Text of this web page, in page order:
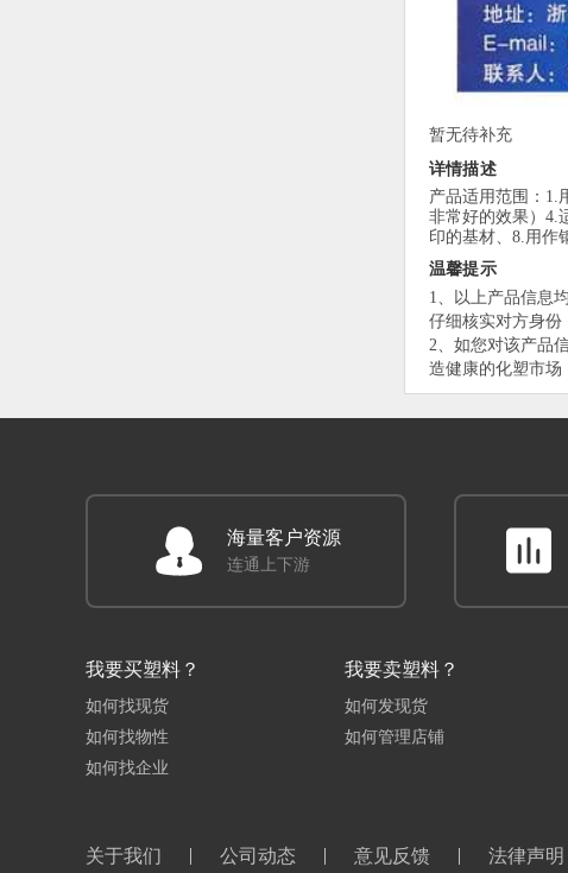
暂无待补充
详情描述
产品适用范围：1.
非常好的效果）4.
印的基材、8.用作
温馨提示
1、以上产品信息
仔细核实对方身份
2、如您对该产品
造健康的化塑市场
海量客户资源
连通上下游
我要买塑料？
如何找现货
如何找物性
如何找企业
我要卖塑料？
如何发现货
如何管理店铺
关于我们 公司动态 意见反馈 法律声明